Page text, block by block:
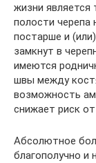
жизни
полости черепа
постарше и
замкнут в
имеются
швы между
возможность
снижает риск
Абсолютное
благополучно и